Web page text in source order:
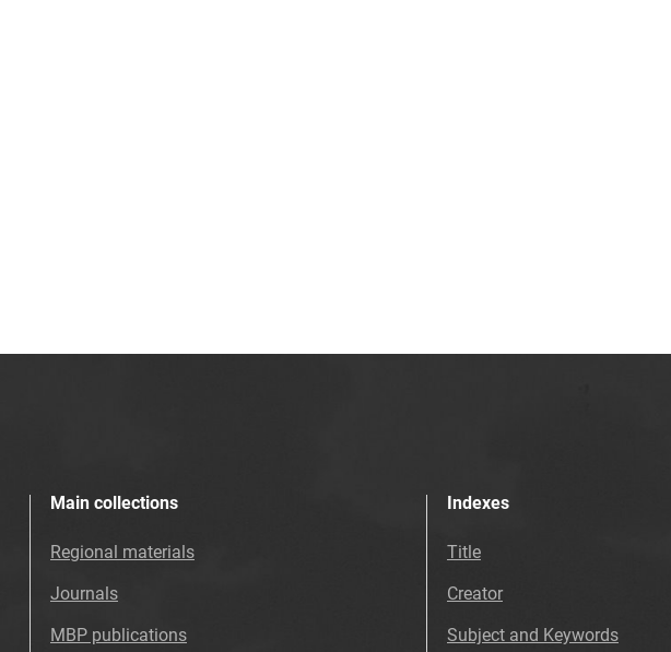
Main collections
Regional materials
Journals
MBP publications
Indexes
Title
Creator
Subject and Keywords